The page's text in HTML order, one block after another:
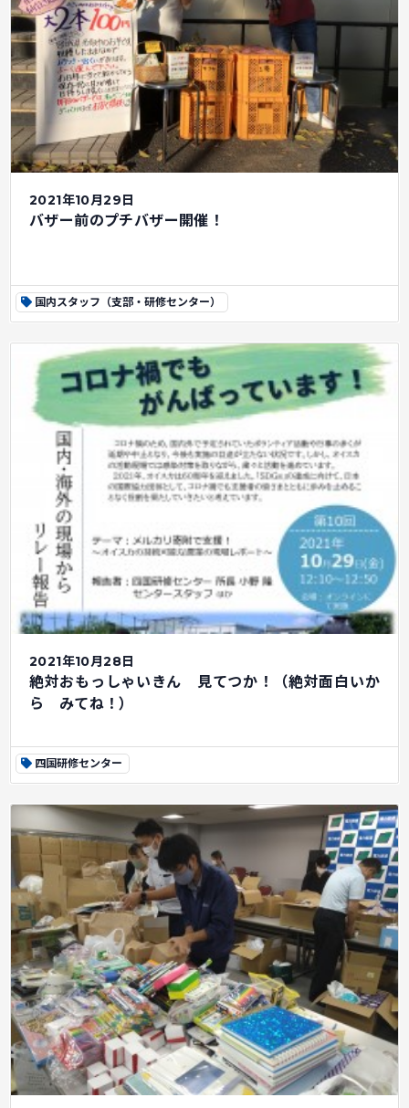
2021年10月29日
バザー前のプチバザー開催！
国内スタッフ（支部・研修センター）
2021年10月28日
絶対おもっしゃいきん 見てつか！（絶対面白いか
ら みてね！）
四国研修センター